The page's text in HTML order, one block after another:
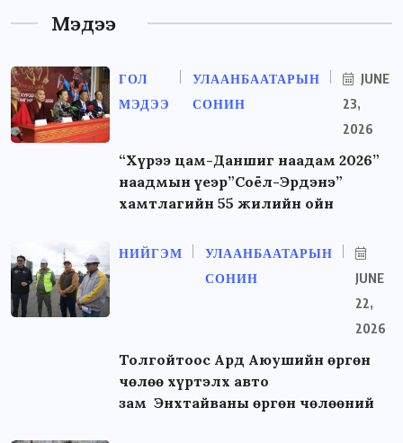
Мэдээ
ГОЛ
МЭДЭЭ
УЛААНБААТАРЫН
СОНИН
JUNE
23,
2026
“Хүрээ цам-Даншиг наадам 2026”
наадмын үеэр”Соёл-Эрдэнэ”
хамтлагийн 55 жилийн ойн
НИЙГЭМ
УЛААНБААТАРЫН
СОНИН
JUNE
22,
2026
Толгойтоос Ард Аюушийн өргөн
чөлөө хүртэлх авто
зам Энхтайваны өргөн чөлөөний